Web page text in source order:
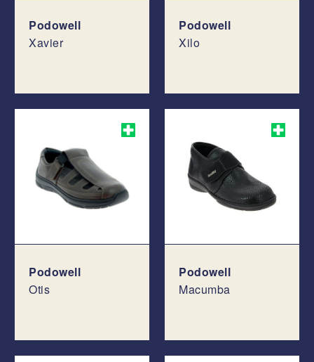
Podowell
Xavier
Podowell
Xilo
Podowell
Otis
Podowell
Macumba